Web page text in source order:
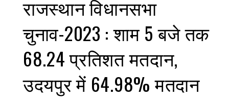
राजस्थान विधानसभा
चुनाव-2023 : शाम 5 बजे तक
68.24 प्रतिशत मतदान,
उदयपुर में 64.98% मतदान